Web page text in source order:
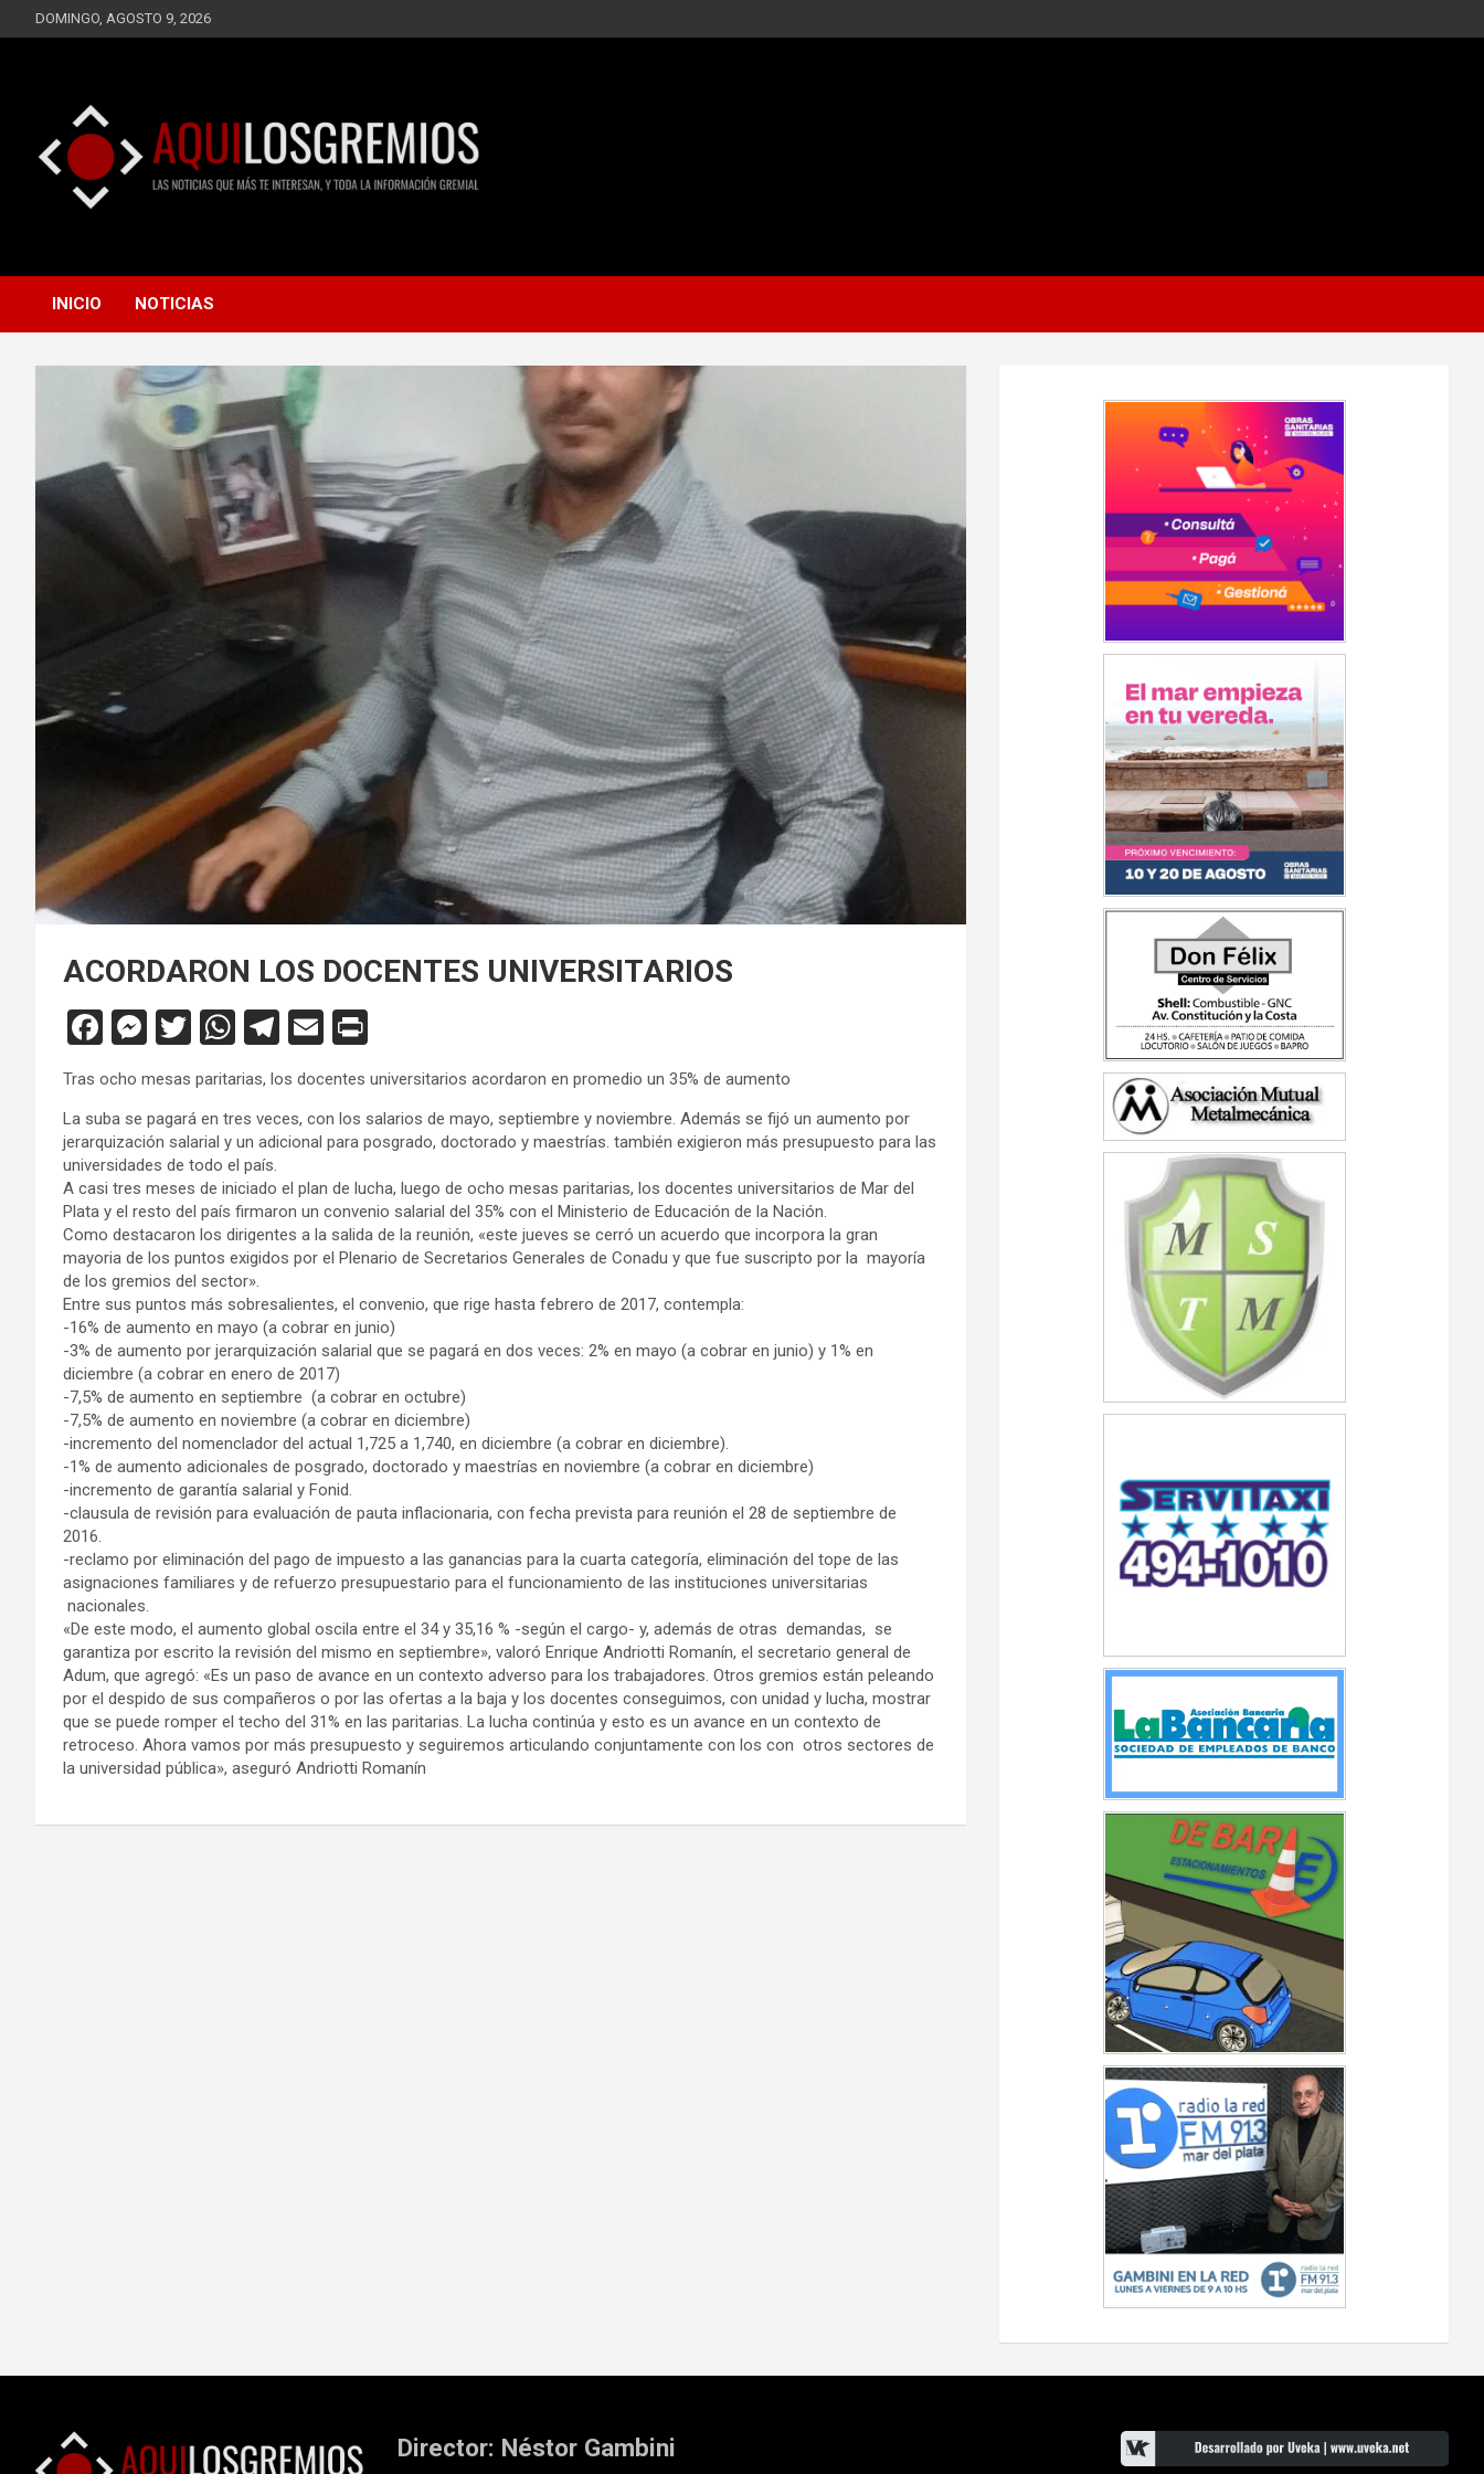
Saltar
al
DOMINGO, AGOSTO 9, 2026
AQUÍ LOS GREMIOS
INFORMACIÓN GREMIAL
INICIO
NOTICIAS
ACORDARON LOS DOCENTES UNIVERSITARIOS
F
a
ce
b
o
o
k
M
se
n
g
er
T
wi
tt
er
W
h
at
s
A
p
p
T
el
e
gr
m
E
m
ail
in
tF
ri
n
dl
y
Tras ocho mesas paritarias, los docentes universitarios acordaron en promedio un 35% de aumento
La suba se pagará en tres veces, con los salarios de mayo, septiembre y noviembre. Además se fijó un aumento por
jerarquización salarial y un adicional para posgrado, doctorado y maestrías. también exigieron más presupuesto para las
universidades de todo el país.
A casi tres meses de iniciado el plan de lucha, luego de ocho mesas paritarias, los docentes universitarios de Mar del
Plata y el resto del país firmaron un convenio salarial del 35% con el Ministerio de Educación de la Nación.
Como destacaron los dirigentes a la salida de la reunión, «este jueves se cerró un acuerdo que incorpora la gran
mayoria de los puntos exigidos por el Plenario de Secretarios Generales de Conadu y que fue suscripto por la mayoría
de los gremios del sector».
Entre sus puntos más sobresalientes, el convenio, que rige hasta febrero de 2017, contempla:
-16% de aumento en mayo (a cobrar en junio)
-3% de aumento por jerarquización salarial que se pagará en dos veces: 2% en mayo (a cobrar en junio) y 1% en
diciembre (a cobrar en enero de 2017)
-7,5% de aumento en septiembre (a cobrar en octubre)
-7,5% de aumento en noviembre (a cobrar en diciembre)
-incremento del nomenclador del actual 1,725 a 1,740, en diciembre (a cobrar en diciembre).
-1% de aumento adicionales de posgrado, doctorado y maestrías en noviembre (a cobrar en diciembre)
-incremento de garantía salarial y Fonid.
-clausula de revisión para evaluación de pauta inflacionaria, con fecha prevista para reunión el 28 de septiembre de
2016.
-reclamo por eliminación del pago de impuesto a las ganancias para la cuarta categoría, eliminación del tope de las
asignaciones familiares y de refuerzo presupuestario para el funcionamiento de las instituciones universitarias
nacionales.
«De este modo, el aumento global oscila entre el 34 y 35,16 % -según el cargo- y, además de otras demandas, se
garantiza por escrito la revisión del mismo en septiembre», valoró Enrique Andriotti Romanín, el secretario general de
Adum, que agregó: «Es un paso de avance en un contexto adverso para los trabajadores. Otros gremios están peleando
por el despido de sus compañeros o por las ofertas a la baja y los docentes conseguimos, con unidad y lucha, mostrar
que se puede romper el techo del 31% en las paritarias. La lucha continúa y esto es un avance en un contexto de
retroceso. Ahora vamos por más presupuesto y seguiremos articulando conjuntamente con los con otros sectores de
la universidad pública», aseguró Andriotti Romanín
Director: Néstor Gambini